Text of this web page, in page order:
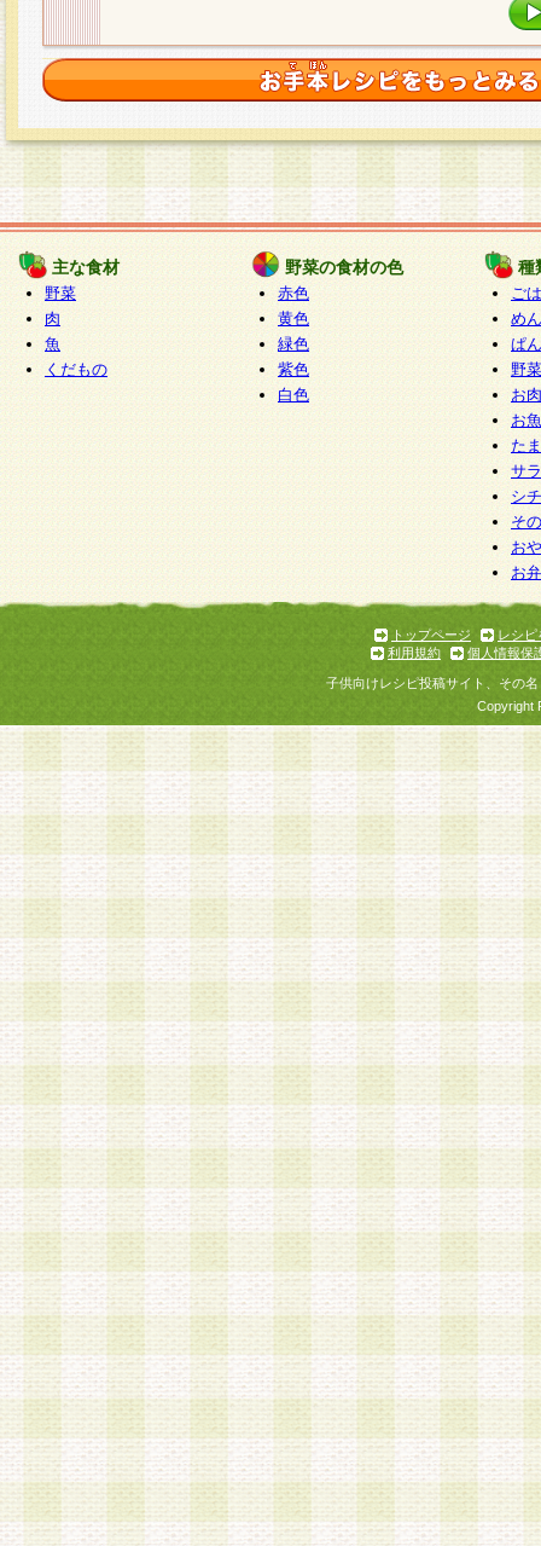
主な食材
野菜
肉
魚
くだもの
野菜の食材の色
赤色
黄色
緑色
紫色
白色
種
ご
めん
ぱん
野
お
お
た
サ
シ
そ
お
お
トップページ
レシピ
利用規約
個人情報保
子供向けレシピ投稿サイト、その
Copyright